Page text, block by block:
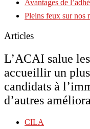
Avantages de
Pleins feux sur nos
Articles
L’ACAI salue
accueillir un
candidats à
d’autres
CILA